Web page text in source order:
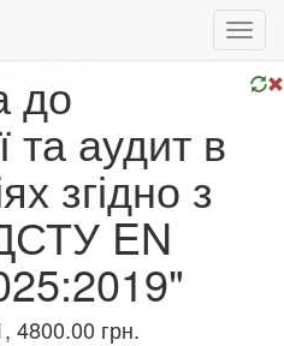
до
та аудит в
згідно з
EN
4800.00 грн.